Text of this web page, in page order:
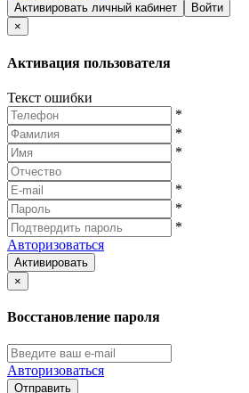
Активировать личный кабинет
Войти
×
Активация пользователя
Текст ошибки
*
*
*
*
*
*
Авторизоваться
Активировать
×
Восстановление пароля
Авторизоваться
Отправить